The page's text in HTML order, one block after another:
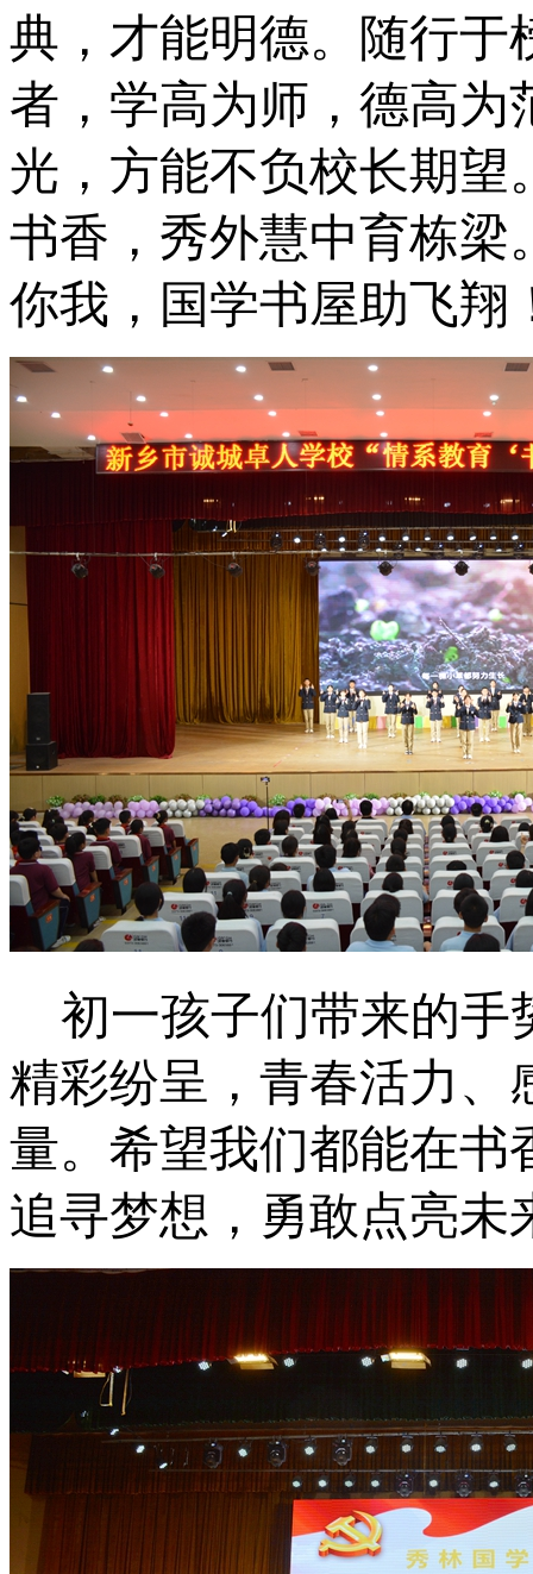
典，才能明德。随行于
者，学高为师，德高为
光，方能不负校长期望
书香，秀外慧中育栋梁
你我，国学书屋助飞翔
初一孩子们带来的手
精彩纷呈，青春活力、
量。希望我们都能在书
追寻梦想，勇敢点亮未